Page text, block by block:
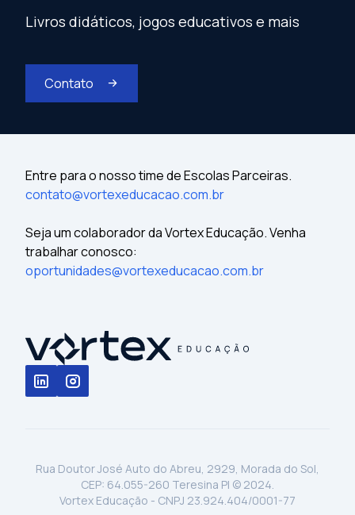
Livros didáticos, jogos educativos e mais
Contato
Entre para o nosso time de Escolas Parceiras.
contato@vortexeducacao.com.br
Seja um colaborador da Vortex Educação. Venha
trabalhar conosco:
oportunidades@vortexeducacao.com.br
Rua Doutor José Auto do Abreu, 2929, Morada do Sol,
CEP: 64.055-260 Teresina PI © 2024.
Vortex Educação - CNPJ 23.924.404/0001-77